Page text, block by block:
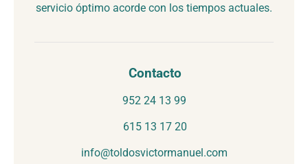
servicio óptimo acorde con los tiempos actuales.
Contacto
952 24 13 99
615 13 17 20
info@toldosvictormanuel.com